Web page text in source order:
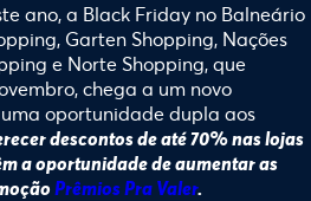
ano, a Black Friday no Balneário
Garten Shopping, Nações
e Norte Shopping, que
chega a um novo
oportunidade dupla aos
descontos de até 70% nas lojas
a oportunidade de aumentar as
Prêmios Pra Valer.